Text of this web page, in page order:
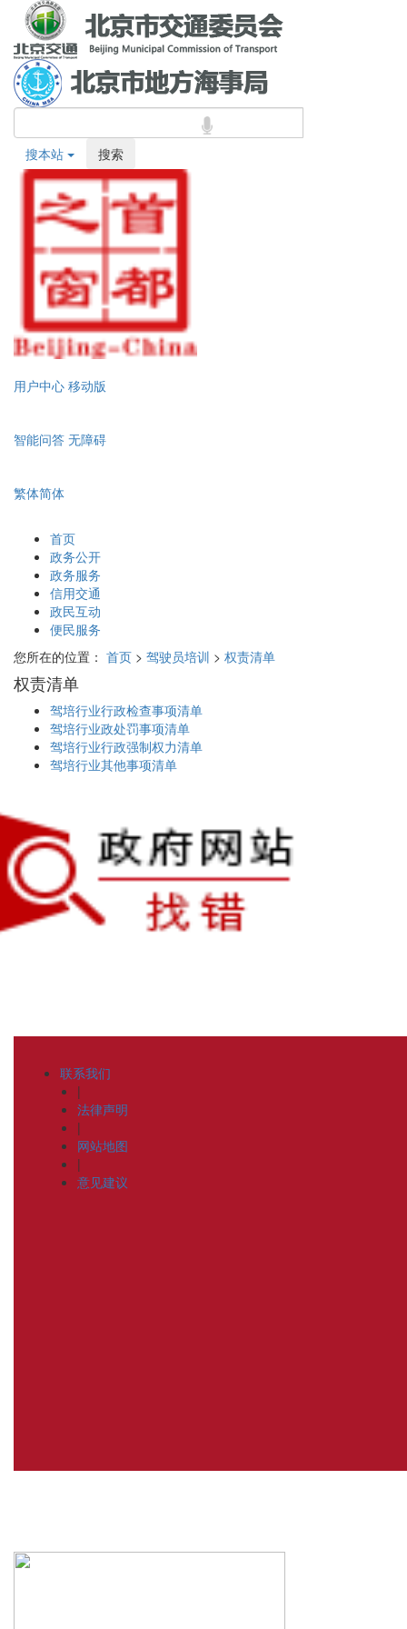
搜本站 搜索
用户中心 移动版
智能问答 无障碍
繁体简体
首页
政务公开
政务服务
信用交通
政民互动
便民服务
您所在的位置： 首页 > 驾驶员培训 > 权责清单
权责清单
驾培行业行政检查事项清单
驾培行业政处罚事项清单
驾培行业行政强制权力清单
驾培行业其他事项清单
联系我们
|
法律声明
|
网站地图
|
意见建议